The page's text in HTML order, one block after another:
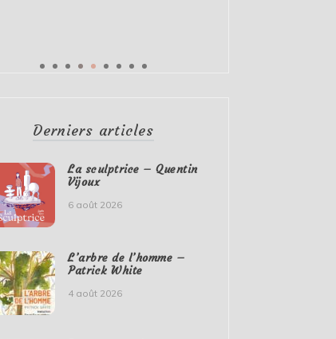
Derniers articles
La sculptrice – Quentin
Vijoux
6 août 2026
L’arbre de l’homme –
Patrick White
4 août 2026